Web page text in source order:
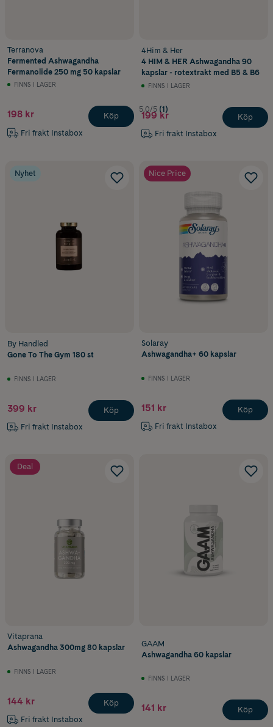
Terranova
Fermented Ashwagandha
Fermanolide 250 mg 50 kapslar
FINNS I LAGER
198 kr
Fri frakt Instabox
Köp
4Him & Her
4 HIM & HER Ashwagandha 90
kapslar - rotextrakt med B5 & B6
FINNS I LAGER
5.0/5 (1)
199 kr
Fri frakt Instabox
Köp
Nyhet
By Handled
Gone To The Gym 180 st
FINNS I LAGER
399 kr
Fri frakt Instabox
Köp
Nice Price
Solaray
Ashwagandha+ 60 kapslar
FINNS I LAGER
151 kr
Fri frakt Instabox
Köp
Deal
Vitaprana
Ashwagandha 300mg 80 kapslar
FINNS I LAGER
144 kr
Fri frakt Instabox
Köp
GAAM
Ashwagandha 60 kapslar
FINNS I LAGER
141 kr Köp